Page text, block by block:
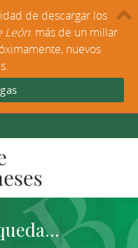
de descargar los
León: más de un millar
nuevos